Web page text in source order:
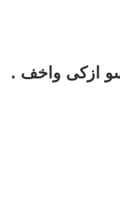
ازكى واخف .